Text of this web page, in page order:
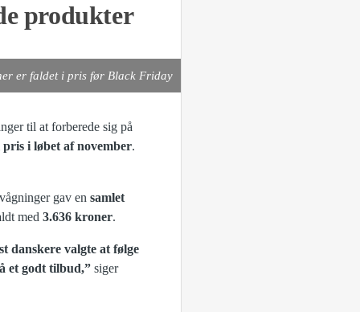
produkter
er faldet i pris før Black Friday
til at forberede sig på
pris i løbet af november.
gav en samlet
med 3.636 kroner.
danskere valgte at følge
et godt tilbud,” siger